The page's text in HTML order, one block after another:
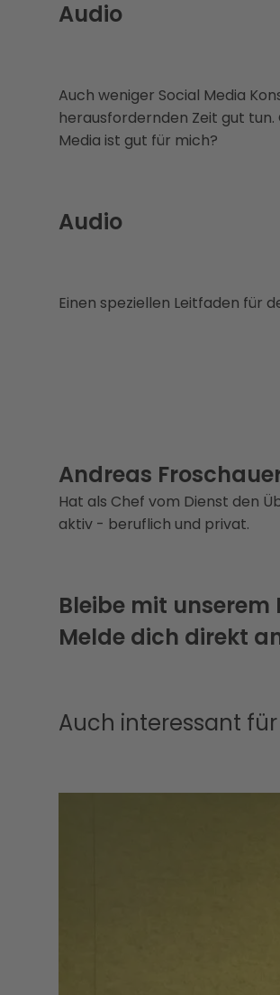
Audio
Auch weniger Social Media
herausfordernden Zeit gut
Media ist gut für mich?
Audio
Einen speziellen Leitfaden für
Andreas
Hat als Chef vom Dienst den
aktiv - beruflich und privat.
Bleibe mit
Melde dich direkt
Auch interessant